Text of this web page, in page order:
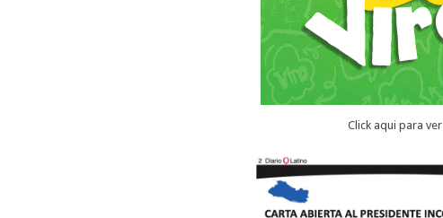
Click aqui para ver